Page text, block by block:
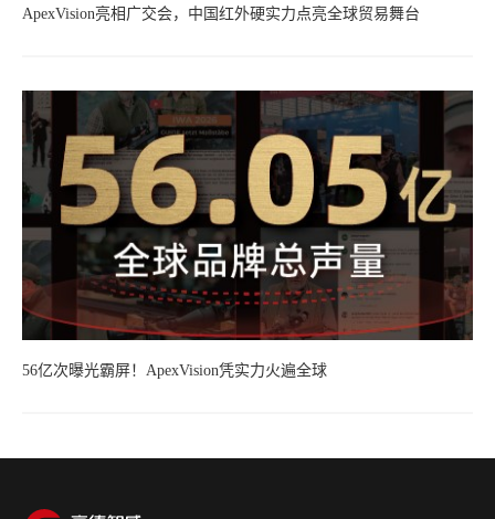
ApexVision亮相广交会，中国红外硬实力点亮全球贸易舞台
56亿次曝光霸屏！ApexVision凭实力火遍全球